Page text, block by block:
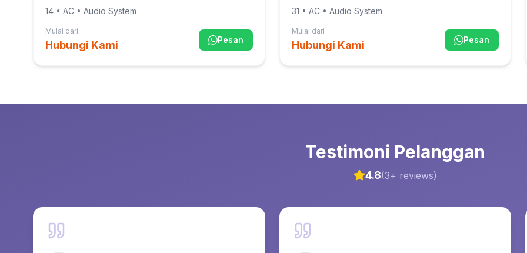
14 • AC • Audio System
Mulai dari
Hubungi Kami Pesan
31 • AC • Audio System
Mulai dari
Hubungi Kami Pesan
Testimoni Pelanggan
4.8(3+ reviews)